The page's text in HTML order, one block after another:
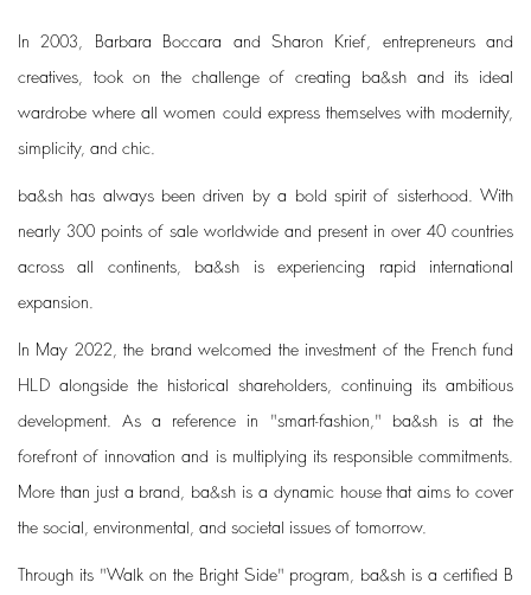
In 2003, Barbara Boccara and Sharon Krief, entrepreneurs and
creatives, took on the challenge of creating ba&sh and its ideal
wardrobe where all women could express themselves with modernity,
simplicity, and chic.
ba&sh has always been driven by a bold spirit of sisterhood. With
nearly 300 points of sale worldwide and present in over 40 countries
across all continents, ba&sh is experiencing rapid international
expansion.
In May 2022, the brand welcomed the investment of the French fund
HLD alongside the historical shareholders, continuing its ambitious
development. As a reference in "smart-fashion," ba&sh is at the
forefront of innovation and is multiplying its responsible commitments.
More than just a brand, ba&sh is a dynamic house that aims to cover
the social, environmental, and societal issues of tomorrow.
Through its "Walk on the Bright Side" program, ba&sh is a certified B